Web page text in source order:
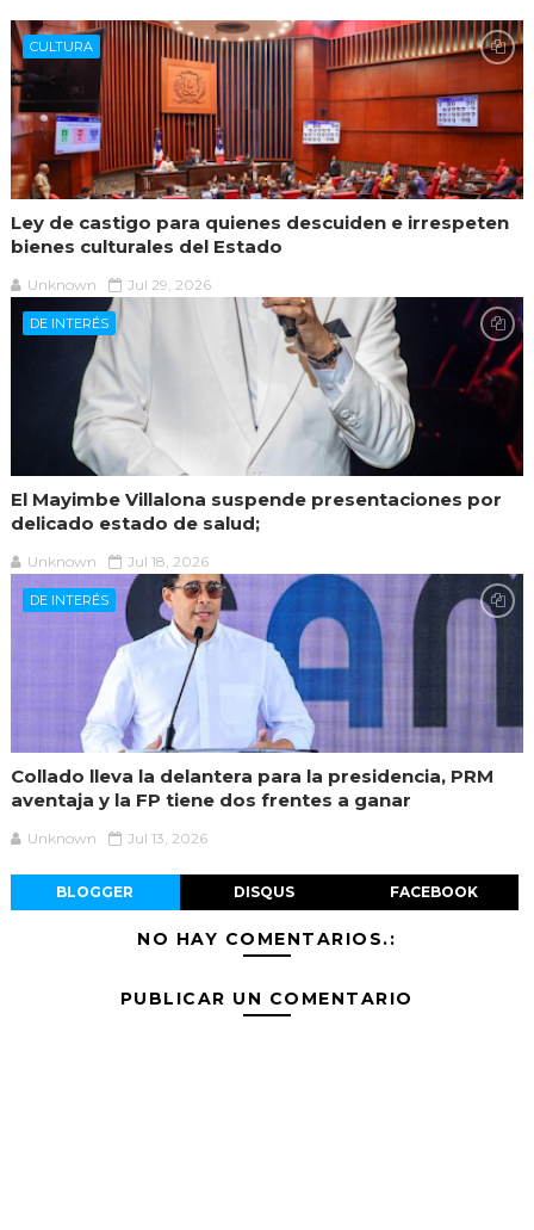
CULTURA
Ley de castigo para quienes descuiden e irrespeten
bienes culturales del Estado
Unknown Jul 29, 2026
DE INTERÉS
El Mayimbe Villalona suspende presentaciones por
delicado estado de salud;
Unknown Jul 18, 2026
DE INTERÉS
Collado lleva la delantera para la presidencia, PRM
aventaja y la FP tiene dos frentes a ganar
Unknown Jul 13, 2026
BLOGGER DISQUS FACEBOOK
NO HAY COMENTARIOS.:
PUBLICAR UN COMENTARIO